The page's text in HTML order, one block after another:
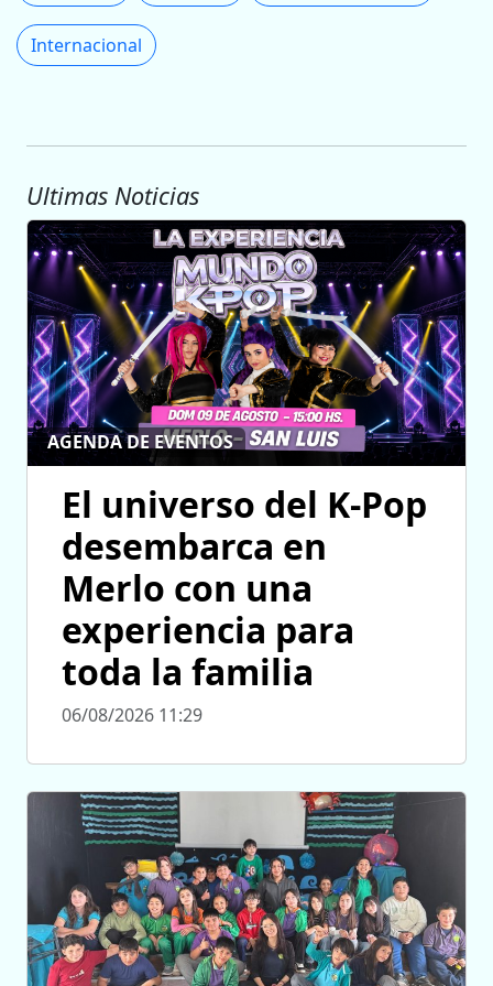
Internacional
Ultimas Noticias
AGENDA DE EVENTOS
El universo del K-Pop
desembarca en
Merlo con una
experiencia para
toda la familia
06/08/2026 11:29